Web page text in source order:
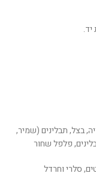
יד.
מים, עלי גפן 10%, שמן סויה, בצל, תבלינים (שמיר,
סלרי וחרדל